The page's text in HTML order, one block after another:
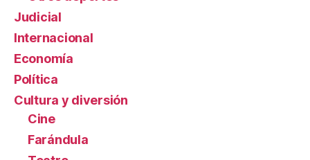
Judicial
Internacional
Economía
Política
Cultura y diversión
Cine
Farándula